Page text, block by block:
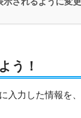
されるように変更
う！
入力した情報を、